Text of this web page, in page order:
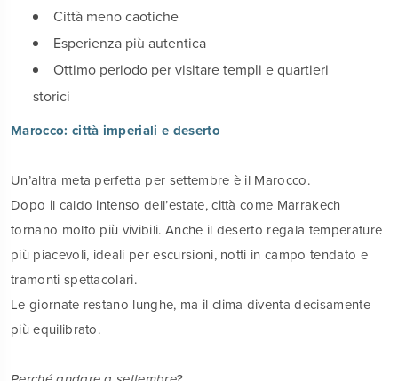
Città meno caotiche
Esperienza più autentica
Ottimo periodo per visitare templi e quartieri
storici
Marocco: città imperiali e deserto
Un’altra meta perfetta per settembre è il Marocco.
Dopo il caldo intenso dell’estate, città come Marrakech
tornano molto più vivibili. Anche il deserto regala temperature
più piacevoli, ideali per escursioni, notti in campo tendato e
tramonti spettacolari.
Le giornate restano lunghe, ma il clima diventa decisamente
più equilibrato.